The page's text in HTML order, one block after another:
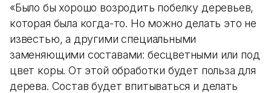
«Было бы хорошо возродить побелку деревьев,
которая была когда-то. Но можно делать это не
известью, а другими специальными
заменяющими составами: бесцветными или под
цвет коры. От этой обработки будет польза для
дерева. Состав будет впитываться и делать